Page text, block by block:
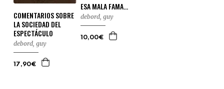
COMENTARIOS SOBRE
LA SOCIEDAD DEL
ESPECTÁCULO
debord, guy
17,90€
ESA MALA FAMA...
debord, guy
10,00€